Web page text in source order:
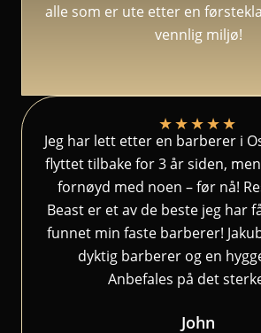
alle som er ute etter en
vennlig miljø!
★★★★★
Jeg har lett etter en barberer i
flyttet tilbake for 3 år siden,
fornøyd med noen – før nå!
Beast er et av de beste jeg har
funnet min faste barberer!
dyktig barberer og en
Anbefales på det
John